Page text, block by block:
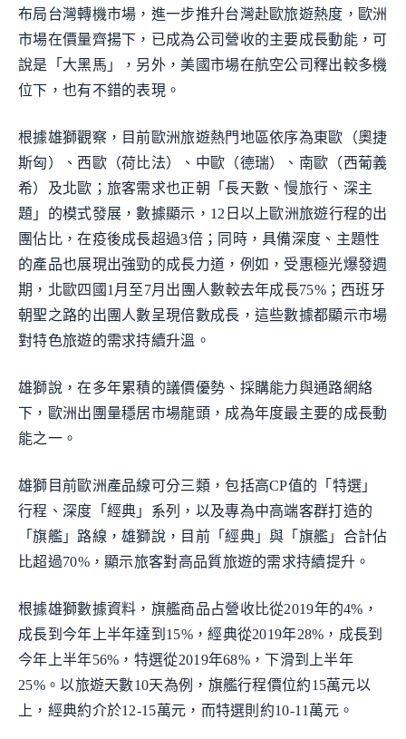
布局台灣轉機市場，進一步推升台灣赴歐旅遊熱度，歐洲
市場在價量齊揚下，已成為公司營收的主要成長動能，可
說是「大黑馬」，另外，美國市場在航空公司釋出較多機
位下，也有不錯的表現。
根據雄獅觀察，目前歐洲旅遊熱門地區依序為東歐（奧捷
斯匈）、西歐（荷比法）、中歐（德瑞）、南歐（西葡義
希）及北歐；旅客需求也正朝「長天數、慢旅行、深主
題」的模式發展，數據顯示，12日以上歐洲旅遊行程的出
團佔比，在疫後成長超過3倍；同時，具備深度、主題性
的產品也展現出強勁的成長力道，例如，受惠極光爆發週
期，北歐四國1月至7月出團人數較去年成長75%；西班牙
朝聖之路的出團人數呈現倍數成長，這些數據都顯示市場
對特色旅遊的需求持續升溫。
雄獅說，在多年累積的議價優勢、採購能力與通路網絡
下，歐洲出團量穩居市場龍頭，成為年度最主要的成長動
能之一。
雄獅目前歐洲產品線可分三類，包括高CP值的「特選」
行程、深度「經典」系列，以及專為中高端客群打造的
「旗艦」路線，雄獅說，目前「經典」與「旗艦」合計佔
比超過70%，顯示旅客對高品質旅遊的需求持續提升。
根據雄獅數據資料，旗艦商品占營收比從2019年的4%，
成長到今年上半年達到15%，經典從2019年28%，成長到
今年上半年56%，特選從2019年68%，下滑到上半年
25%。以旅遊天數10天為例，旗艦行程價位約15萬元以
上，經典約介於12-15萬元，而特選則約10-11萬元。